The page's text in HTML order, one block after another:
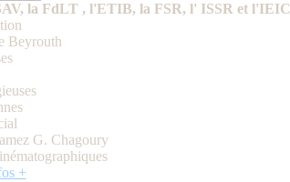
la FdLT , l'ETIB, la FSR, l' ISSR et l'IEIC
Beyrouth
G. Chagoury
+